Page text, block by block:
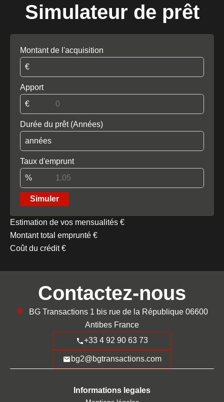
Simulateur de prêt
Montant de l'acquisition
€
Apport
€
Durée du prêt (Années)
années
Taux d'emprunt
%
Simuler
Estimation de vos mensualités €
Montant total emprunté €
Coût du crédit€
Contactez-nous
BG Transactions 1 bis rue de la République 06600
Antibes France
+33 4 92 90 63 73
bg2@bgtransactions.com
Informations legales